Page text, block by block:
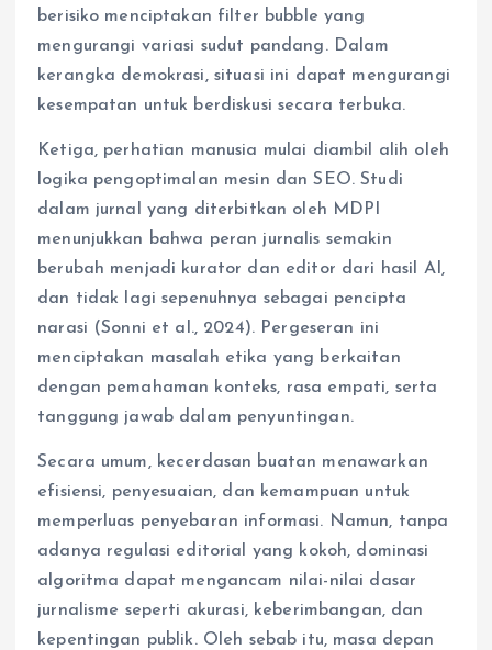
berisiko menciptakan filter bubble yang
mengurangi variasi sudut pandang. Dalam
kerangka demokrasi, situasi ini dapat mengurangi
kesempatan untuk berdiskusi secara terbuka.
Ketiga, perhatian manusia mulai diambil alih oleh
logika pengoptimalan mesin dan SEO. Studi
dalam jurnal yang diterbitkan oleh MDPI
menunjukkan bahwa peran jurnalis semakin
berubah menjadi kurator dan editor dari hasil AI,
dan tidak lagi sepenuhnya sebagai pencipta
narasi (Sonni et al., 2024). Pergeseran ini
menciptakan masalah etika yang berkaitan
dengan pemahaman konteks, rasa empati, serta
tanggung jawab dalam penyuntingan.
Secara umum, kecerdasan buatan menawarkan
efisiensi, penyesuaian, dan kemampuan untuk
memperluas penyebaran informasi. Namun, tanpa
adanya regulasi editorial yang kokoh, dominasi
algoritma dapat mengancam nilai-nilai dasar
jurnalisme seperti akurasi, keberimbangan, dan
kepentingan publik. Oleh sebab itu, masa depan